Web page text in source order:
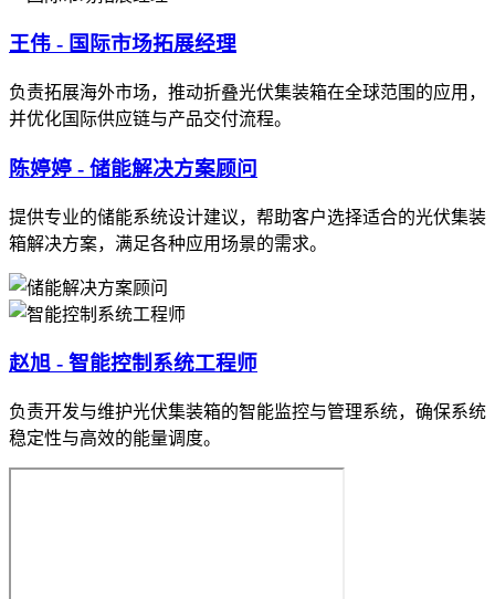
王伟 - 国际市场拓展经理
负责拓展海外市场，推动折叠光伏集装箱在全球范围的应用，
并优化国际供应链与产品交付流程。
陈婷婷 - 储能解决方案顾问
提供专业的储能系统设计建议，帮助客户选择适合的光伏集装
箱解决方案，满足各种应用场景的需求。
赵旭 - 智能控制系统工程师
负责开发与维护光伏集装箱的智能监控与管理系统，确保系统
稳定性与高效的能量调度。